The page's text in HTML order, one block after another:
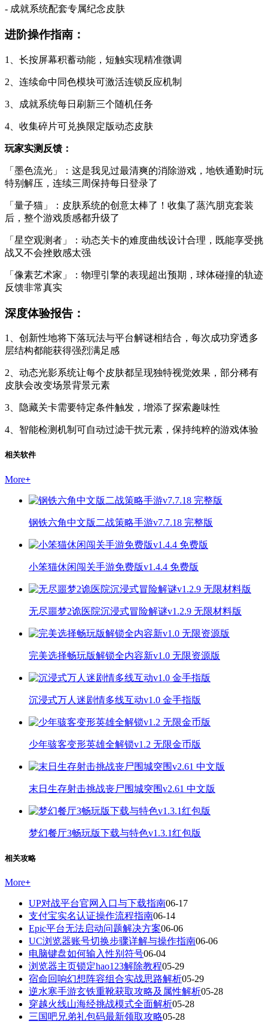
- 成就系统配套专属纪念皮肤
进阶操作指南：
1、长按屏幕积蓄动能，短触实现精准微调
2、连续命中同色模块可激活连锁反应机制
3、成就系统每日刷新三个随机任务
4、收集碎片可兑换限定版动态皮肤
玩家实测反馈：
「墨色流光」：这是我见过最清爽的消除游戏，地铁通勤时玩
特别解压，连续三周保持每日登录了
「量子猫」：皮肤系统的创意太棒了！收集了蒸汽朋克套装
后，整个游戏质感都升级了
「星空观测者」：动态关卡的难度曲线设计合理，既能享受挑
战又不会挫败感太强
「像素艺术家」：物理引擎的表现超出预期，球体碰撞的轨迹
反馈非常真实
深度体验报告：
1、创新性地将下落玩法与平台解谜相结合，每次成功穿透多
层结构都能获得强烈满足感
2、动态光影系统让每个皮肤都呈现独特视觉效果，部分稀有
皮肤会改变场景背景元素
3、隐藏关卡需要特定条件触发，增添了探索趣味性
4、智能检测机制可自动过滤干扰元素，保持纯粹的游戏体验
相关软件
More+
钢铁六角中文版二战策略手游v7.7.18 完整版
小笨猫休闲闯关手游免费版v1.4.4 免费版
无尽噩梦2诡医院沉浸式冒险解谜v1.2.9 无限材料版
完美选择畅玩版解锁全内容新v1.0 无限资源版
沉浸式万人迷剧情多线互动v1.0 金手指版
少年骇客变形英雄全解锁v1.2 无限金币版
末日生存射击挑战丧尸围城突围v2.61 中文版
梦幻餐厅3畅玩版下载与特色v1.3.1红包版
相关攻略
More+
UP对战平台官网入口与下载指南06-17
支付宝实名认证操作流程指南06-14
Epic平台无法启动问题解决方案06-06
UC浏览器账号切换步骤详解与操作指南06-06
电脑键盘如何输入性别符号06-04
浏览器主页锁定hao123解除教程05-29
宿命回响幻想阵容组合实战思路解析05-29
逆水寒手游玄铁重靴获取攻略及属性解析05-28
穿越火线山海经挑战模式全面解析05-28
三国吧兄弟礼包码最新领取攻略05-28